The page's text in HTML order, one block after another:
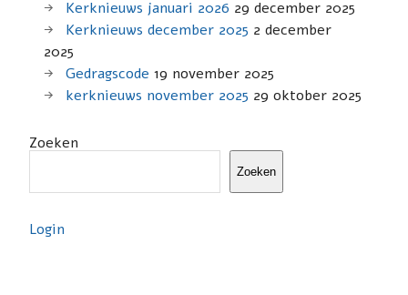
Kerknieuws januari 2026 29 december 2025
Kerknieuws december 2025 2 december
2025
Gedragscode 19 november 2025
kerknieuws november 2025 29 oktober 2025
Zoeken
Zoeken
Login